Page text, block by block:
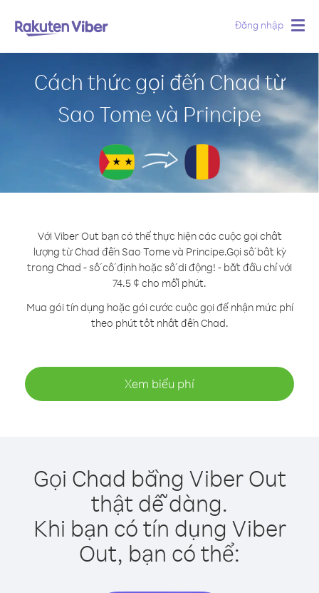
Đăng nhập
Cách thức gọi đến Chad từ
Sao Tome và Principe
Với Viber Out bạn có thể thực hiện các cuộc gọi chất
lượng từ Chad đến Sao Tome và Principe.Gọi số bất kỳ
trong Chad - số cố định hoặc số di động! - bắt đầu chỉ với
74.5 ¢ cho mỗi phút.
Mua gói tín dụng hoặc gói cước cuộc gọi để nhận mức phí
theo phút tốt nhất đến Chad.
Xem biểu phí
Gọi Chad bằng Viber Out
thật dễ dàng.
Khi bạn có tín dụng Viber
Out, bạn có thể: